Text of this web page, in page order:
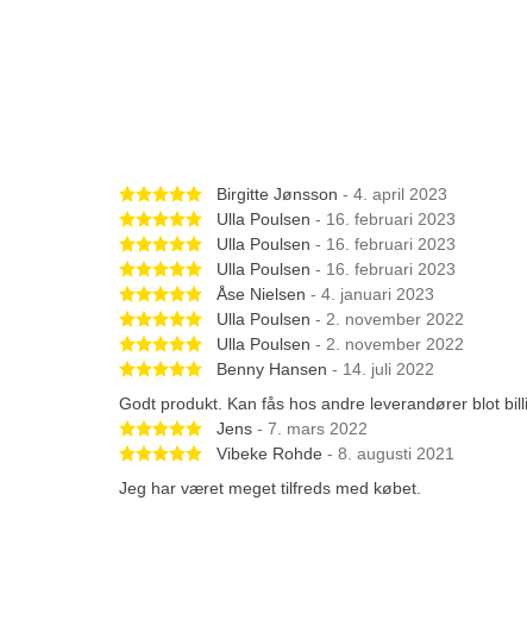
Betygsatt 5 av 5 stjärnor
Birgitte Jønsson - 4. april 2023
Betygsatt 5 av 5 stjärnor
Ulla Poulsen - 16. februari 2023
Betygsatt 5 av 5 stjärnor
Ulla Poulsen - 16. februari 2023
Betygsatt 5 av 5 stjärnor
Ulla Poulsen - 16. februari 2023
Betygsatt 5 av 5 stjärnor
Åse Nielsen - 4. januari 2023
Betygsatt 5 av 5 stjärnor
Ulla Poulsen - 2. november 2022
Betygsatt 5 av 5 stjärnor
Ulla Poulsen - 2. november 2022
Betygsatt 5 av 5 stjärnor
Benny Hansen - 14. juli 2022
Godt produkt. Kan fås hos andre leverandører blot
Betygsatt 5 av 5 stjärnor
Jens - 7. mars 2022
Betygsatt 5 av 5 stjärnor
Vibeke Rohde - 8. augusti 2021
Jeg har været meget tilfreds med købet.